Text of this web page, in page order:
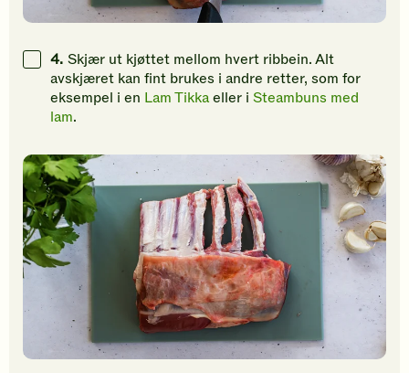
4. Skjær ut kjøttet mellom hvert ribbein. Alt
avskjæret kan fint brukes i andre retter, som for
eksempel i en Lam Tikkaeller i Steambuns med
lam.